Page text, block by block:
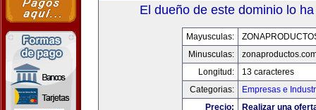
El dueño de este dominio lo
Mayusculas:
Minusculas:
Longitud:
13 caracteres
Categorias:
Empresas e
Precio:
Realizar una